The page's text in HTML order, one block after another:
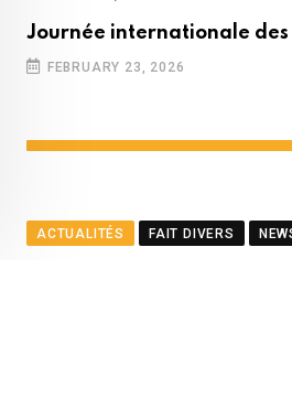
Journée internationale
FEBRUARY 23, 2026
ACTUALITÉS FAIT DIVERS